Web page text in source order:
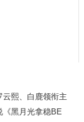
熙、白鹿领衔主
《黑月光拿稳BE